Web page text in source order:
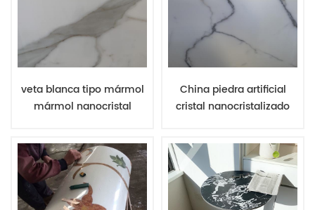
veta blanca tipo mármol
mármol nanocristal
losa
China piedra artificial
cristal nanocristalizado
blanca